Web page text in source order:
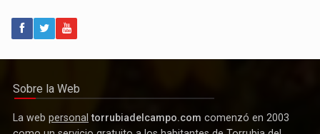
Actualidad
Invierte en Cuenca visita Torrubia del Campo para explorar
Sobre la Web
La web personal torrubiadelcampo.com comenzó en 2003